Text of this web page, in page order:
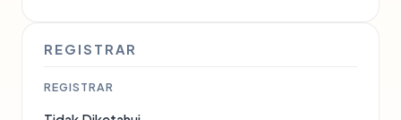
REGISTRAR
REGISTRAR